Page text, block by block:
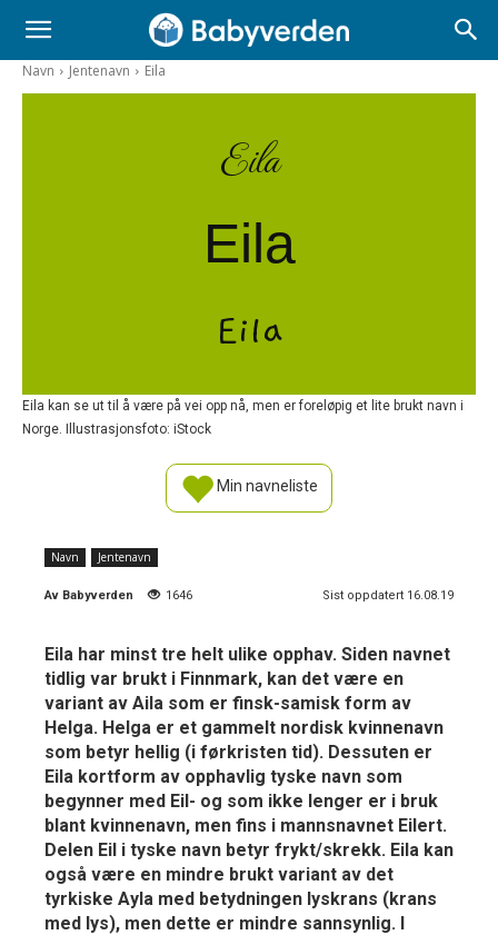
Navn Jentenavn Eila
Eila
Eila
Eila
Eila kan se ut til å være på vei opp nå, men er foreløpig et lite brukt navn i
Norge. Illustrasjonsfoto: iStock
Min navneliste
Navn Jentenavn
Av Babyverden 1646 Sist oppdatert 16.08.19
Eila har minst tre helt ulike opphav. Siden navnet
tidlig var brukt i Finnmark, kan det være en
variant av Aila som er finsk-samisk form av
Helga. Helga er et gammelt nordisk kvinnenavn
som betyr hellig (i førkristen tid). Dessuten er
Eila kortform av opphavlig tyske navn som
begynner med Eil- og som ikke lenger er i bruk
blant kvinnenavn, men fins i mannsnavnet Eilert.
Delen Eil i tyske navn betyr frykt/skrekk. Eila kan
også være en mindre brukt variant av det
tyrkiske Ayla med betydningen lyskrans (krans
med lys), men dette er mindre sannsynlig. I